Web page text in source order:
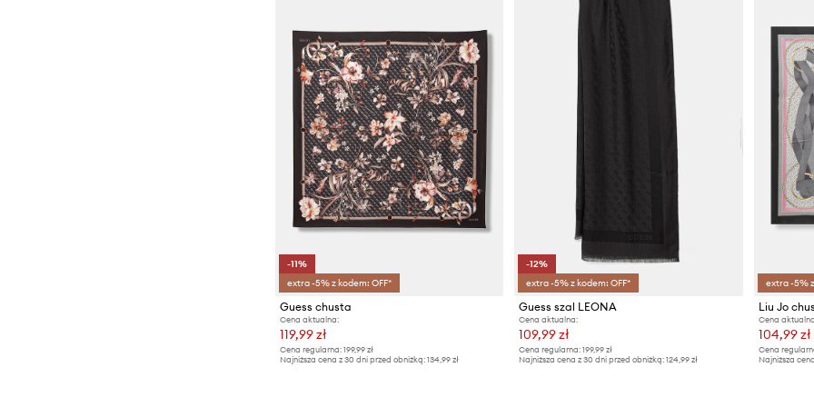
-11%
extra -5% z kodem: OFF*
Guess chusta
Cena aktualna:
119,99 zł
Cena regularna: 199,99 zł
Najniższa cena z 30 dni przed obniżką: 134,99 zł
-12%
extra -5% z kodem: OFF*
Guess szal LEONA
Cena aktualna:
109,99 zł
Cena regularna: 199,99 zł
Najniższa cena z 30 dni przed obniżką: 124,99 zł
extra -5%
Liu Jo
Cena
104,99 zł
Cena
Najniższa